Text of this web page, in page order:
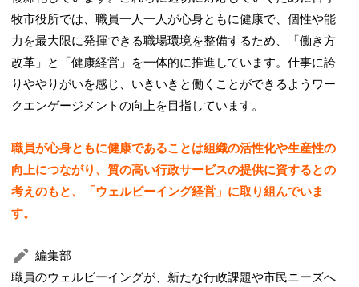
牧市役所では、職員一人一人が心身ともに健康で、個性や能
力を最大限に発揮できる職場環境を整備するため、「働き方
改革」と「健康経営」を一体的に推進しています。仕事に誇
りややりがいを感じ、いきいきと働くことができるようワー
クエンゲージメントの向上を目指しています。
職員が心身ともに健康であることは組織の活性化や生産性の
向上につながり、質の高い行政サービスの提供に資するとの
考えのもと、「ウェルビーイング経営」に取り組んでいま
す。
編集部
職員のウェルビーイングが、新たな行政課題や市民ニーズへ